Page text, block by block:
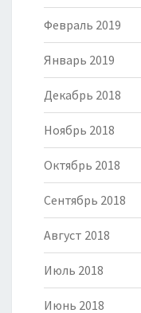
Февраль 2019
Январь 2019
Декабрь 2018
Ноябрь 2018
Октябрь 2018
Сентябрь 2018
Август 2018
Июль 2018
Июнь 2018